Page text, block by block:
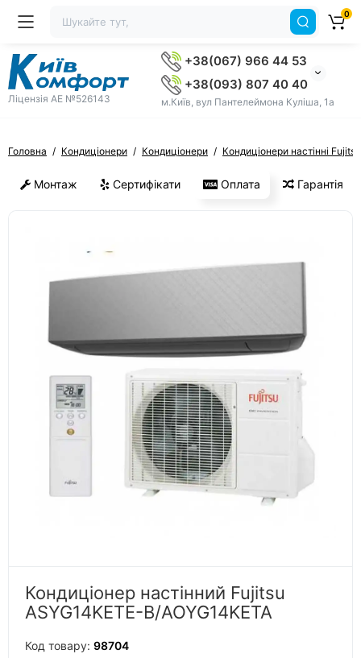
Ліцензія AE №526143
+38(067) 966 44 53
+38(093) 807 40 40
м.Київ, вул Пантелеймона Куліша, 1а
0
Головна Кондиціонери Кондиціонери Кондиціонери настінні Fujitsu
Монтаж Сертифікати Оплата Гарантія
Кондиціонер настінний Fujitsu
ASYG14KETE-B/AOYG14KETA
Код товару: 98704